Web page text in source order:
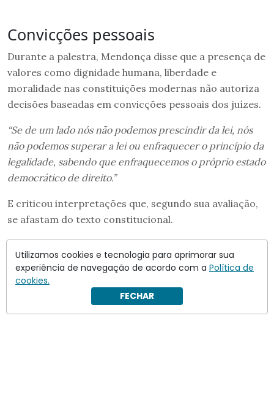
Convicções pessoais
Durante a palestra, Mendonça disse que a presença de
valores como dignidade humana, liberdade e
moralidade nas constituições modernas não autoriza
decisões baseadas em convicções pessoais dos juízes.
“Se de um lado nós não podemos prescindir da lei, nós
não podemos superar a lei ou enfraquecer o princípio da
legalidade, sabendo que enfraquecemos o próprio estado
democrático de direito.”
E criticou interpretações que, segundo sua avaliação,
se afastam do texto constitucional.
Utilizamos cookies e tecnologia para aprimorar sua
experiência de navegação de acordo com a Política de
cookies.
FECHAR